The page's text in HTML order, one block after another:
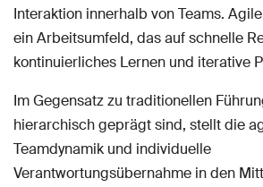
Interaktion innerhalb von Teams.
ein Arbeitsumfeld, das auf schnelle
kontinuierliches Lernen und iterative
Im Gegensatz zu traditionellen
hierarchisch geprägt sind, stellt die
Teamdynamik und individuelle
Verantwortungsübernahme in den